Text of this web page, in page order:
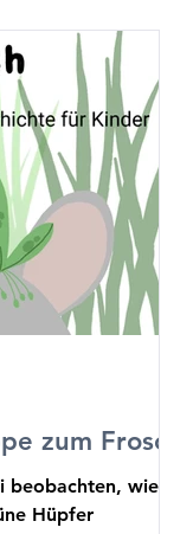
zum Frosch
beobachten, wie
Hüpfer